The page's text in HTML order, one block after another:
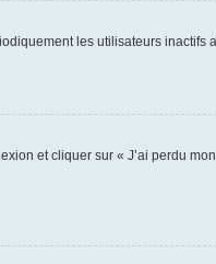
les utilisateurs inactifs
et cliquer sur « J’ai perdu